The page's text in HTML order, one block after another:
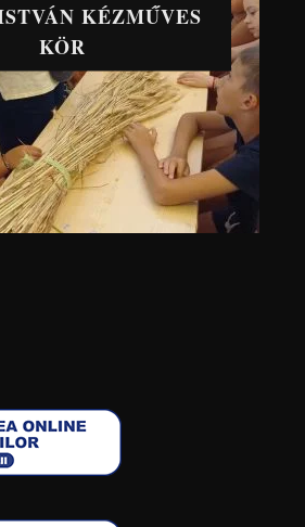
KÉZMŰVES
KÖR